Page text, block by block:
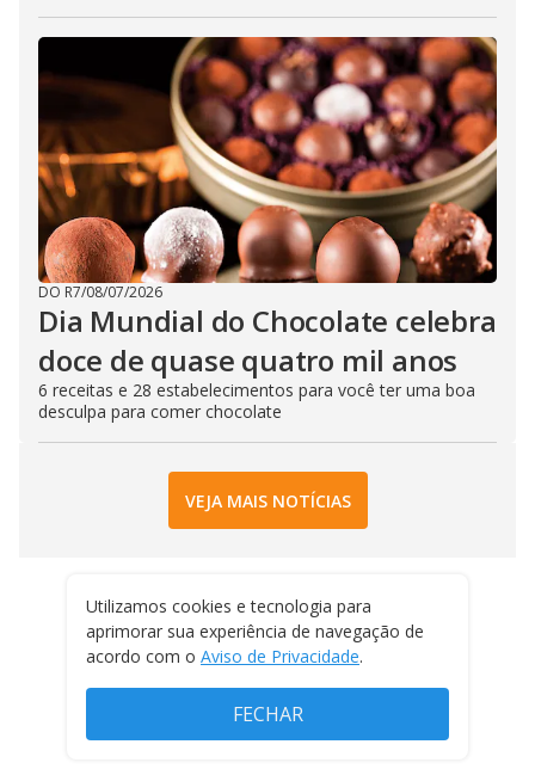
DO R7/08/07/2026
Dia Mundial do Chocolate celebra
doce de quase quatro mil anos
6 receitas e 28 estabelecimentos para você ter uma boa
desculpa para comer chocolate
VEJA MAIS NOTÍCIAS
Utilizamos cookies e tecnologia para
aprimorar sua experiência de navegação de
acordo com o Aviso de Privacidade.
FECHAR